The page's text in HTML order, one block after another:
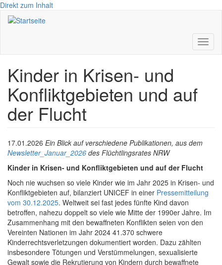
Direkt zum Inhalt
Kinder in Krisen- und
Konfliktgebieten und auf
der Flucht
17.01.2026 Ein Blick auf verschiedene Publikationen, aus dem
Newsletter_Januar_2026 des Flüchtlingsrates NRW
Kinder in Krisen- und Konfliktgebieten und auf der Flucht
Noch nie wuchsen so viele Kinder wie im Jahr 2025 in Krisen- und
Konfliktgebieten auf, bilanziert UNICEF in einer Pressemitteilung
vom 30.12.2025. Weltweit sei fast jedes fünfte Kind davon
betroffen, nahezu doppelt so viele wie Mitte der 1990er Jahre. Im
Zusammenhang mit den bewaffneten Konflikten seien von den
Vereinten Nationen im Jahr 2024 41.370 schwere
Kinderrechtsverletzungen dokumentiert worden. Dazu zählten
insbesondere Tötungen und Verstümmelungen, sexualisierte
Gewalt sowie die Rekrutierung von Kindern durch bewaffnete